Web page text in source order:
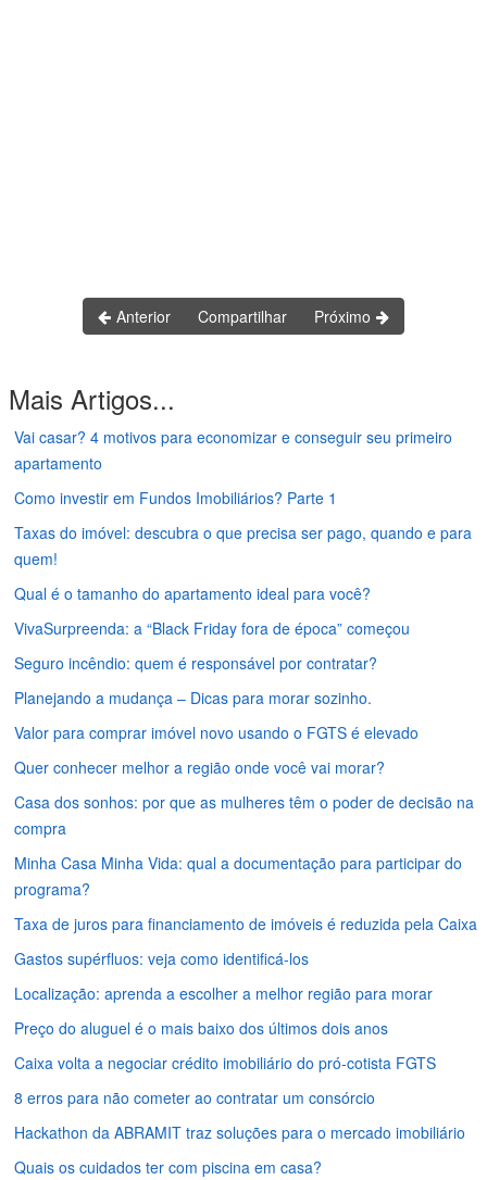
Anterior Compartilhar Próximo
Mais Artigos...
Vai casar? 4 motivos para economizar e conseguir seu primeiro
apartamento
Como investir em Fundos Imobiliários? Parte 1
Taxas do imóvel: descubra o que precisa ser pago, quando e para
quem!
Qual é o tamanho do apartamento ideal para você?
VivaSurpreenda: a “Black Friday fora de época” começou
Seguro incêndio: quem é responsável por contratar?
Planejando a mudança – Dicas para morar sozinho.
Valor para comprar imóvel novo usando o FGTS é elevado
Quer conhecer melhor a região onde você vai morar?
Casa dos sonhos: por que as mulheres têm o poder de decisão na
compra
Minha Casa Minha Vida: qual a documentação para participar do
programa?
Taxa de juros para financiamento de imóveis é reduzida pela Caixa
Gastos supérfluos: veja como identificá-los
Localização: aprenda a escolher a melhor região para morar
Preço do aluguel é o mais baixo dos últimos dois anos
Caixa volta a negociar crédito imobiliário do pró-cotista FGTS
8 erros para não cometer ao contratar um consórcio
Hackathon da ABRAMIT traz soluções para o mercado imobiliário
Quais os cuidados ter com piscina em casa?